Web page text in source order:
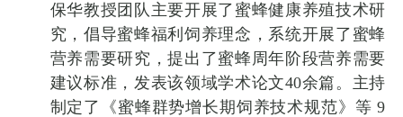
保华教授团队主要开展了蜜蜂健康养殖技术研
究，倡导蜜蜂福利饲养理念，系统开展了蜜蜂
营养需要研究，提出了蜜蜂周年阶段营养需要
建议标准，发表该领域学术论文40余篇。主持
制定了《蜜蜂群势增长期饲养技术规范》等9